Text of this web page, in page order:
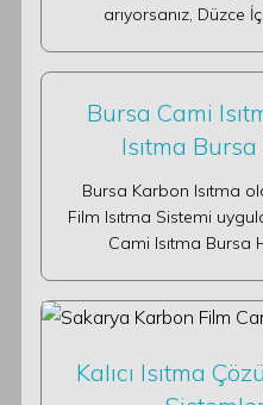
arıyorsanız, Düzce
Bursa Cami
Isıtma
Bursa Karbon Isıtma
Film Isıtma Sistemi
Cami Isıtma Bursa
Kalıcı Isıtma